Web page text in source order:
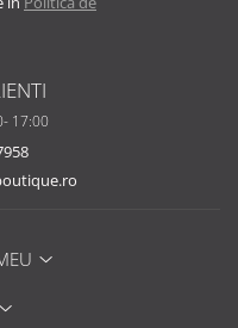
17:00